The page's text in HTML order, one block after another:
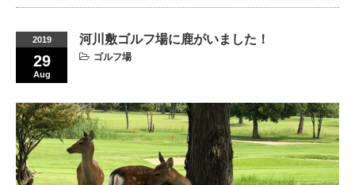
2019
29
Aug
河川敷ゴルフ場に鹿がいました！
ゴルフ場